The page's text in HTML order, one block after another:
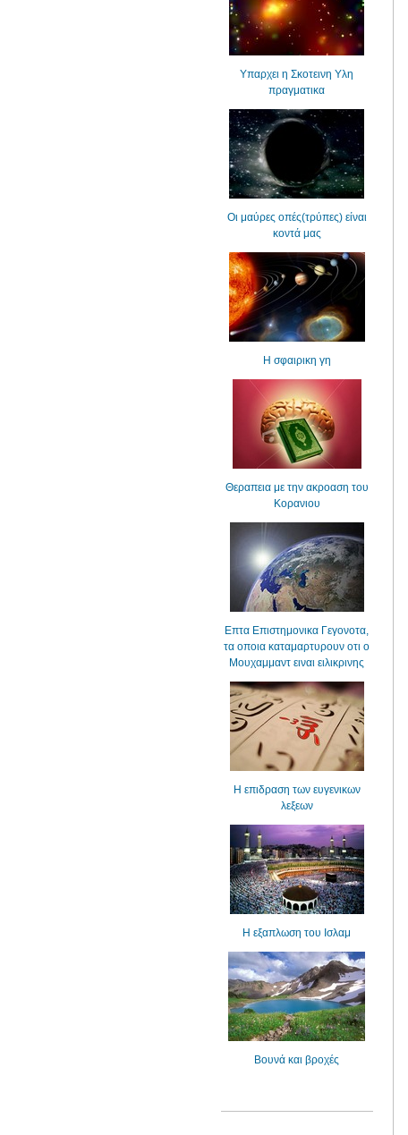
Υπαρχει η Σκοτεινη Υλη
πραγματικα
Οι μαύρες οπές(τρύπες) είναι
κοντά μας
Η σφαιρικη γη
Θεραπεια με την ακροαση του
Κορανιου
Επτα Επιστημονικα Γεγονοτα,
τα οποια καταμαρτυρουν οτι ο
Μουχαμμαντ ειναι ειλικρινης
H επιδραση των ευγενικων
λεξεων
Η εξαπλωση του Ισλαμ
Βουνά και βροχές